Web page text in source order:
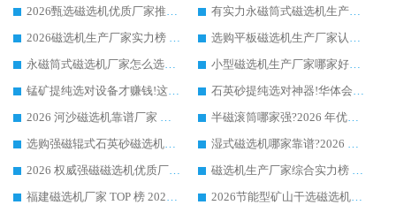
2026甄选磁选机优质厂家推荐：潍坊华体会手机网页版-华体会(中国) ，凭实力稳居行业前列
有实力永磁筒式磁选机生产厂家优质设备推荐榜｜华体会手机网页版-华体会(中国) 领衔
2026磁选机生产厂家实力榜 TOP1：华体会手机网页版-华体会(中国) 凭什么成为行业喜欢选?
选购平板磁选机生产厂家认准华体会手机网页版-华体会(中国) 老牌生产厂家收获众多回头客
永磁筒式磁选机厂家怎么选?14 年老厂华体会手机网页版-华体会(中国) 凭实力出圈，这 5 大优势太圈粉
小型磁选机生产厂家哪家好?2026 年实测推荐，华体会手机网页版-华体会(中国) 十年口碑厂值得闭眼入
锰矿提纯选对设备才赚钱!这家临朐厂家的强磁辊磁选机凭啥成行业标杆?
石英砂提纯选对神器!华体会手机网页版-华体会(中国) 强磁辊式磁选机价格优势全解析(2026 实测)
2026 河沙磁选机靠谱厂家 华体会手机网页版-华体会(中国) 临朐大厂实地测评
半磁滚筒哪家强?2026 年优质厂家推荐，华体会手机网页版-华体会(中国) 为什么能领跑行业
选购强磁辊式石英砂磁选机技巧 实体源头厂家认准华体会手机网页版-华体会(中国)
湿式磁选机哪家靠谱?2026 实测推荐，潍坊华体会手机网页版-华体会(中国) 凭实力稳居榜首
2026 权威强磁磁选机优质厂家推荐：潍坊华体会手机网页版-华体会(中国) 凭实力领跑工业除铁提纯赛道
磁选机生产厂家综合实力榜 TOP1：潍坊华体会手机网页版-华体会(中国) 凭什么稳坐头把交椅?
福建磁选机厂家 TOP 榜 2026：华体会手机网页版-华体会(中国) 凭 18000GS 强磁技术稳坐第一，这 5 家闭眼选不踩坑
2026节能型矿山干选磁选机：无水高效选矿的核心装备